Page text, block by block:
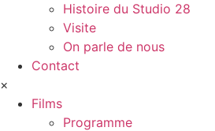
Histoire du Studio 28
Visite
On parle de nous
Contact
×
Films
Programme